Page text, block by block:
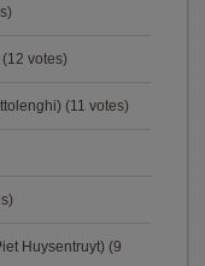
(12 votes)
(11 votes)
Huysentruyt) (9